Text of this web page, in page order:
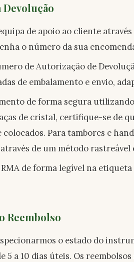
de apoio ao cliente através
o número da sua
de Autorização de
de embalamento e envio,
de forma segura
de cristal, certifique-se de
colocados. Para tambores e
de um método rastreável
de forma legível na
Reembolso
o estado do
5 a 10 dias úteis. Os